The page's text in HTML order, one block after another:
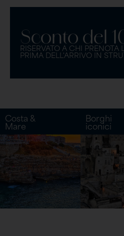
Sconto del
RISERVATO A CHI PRENOTA
PRIMA DELL'ARRIVO IN
Costa &
Mare
Borghi
iconici